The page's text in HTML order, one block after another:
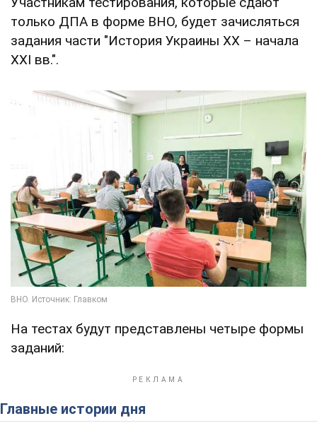
только ДПА в форме ВНО, будет зачисляться
задания части "История Украины ХХ – начала
XXI вв.".
На тестах будут представлены четыре формы
заданий:
Главные истории дня